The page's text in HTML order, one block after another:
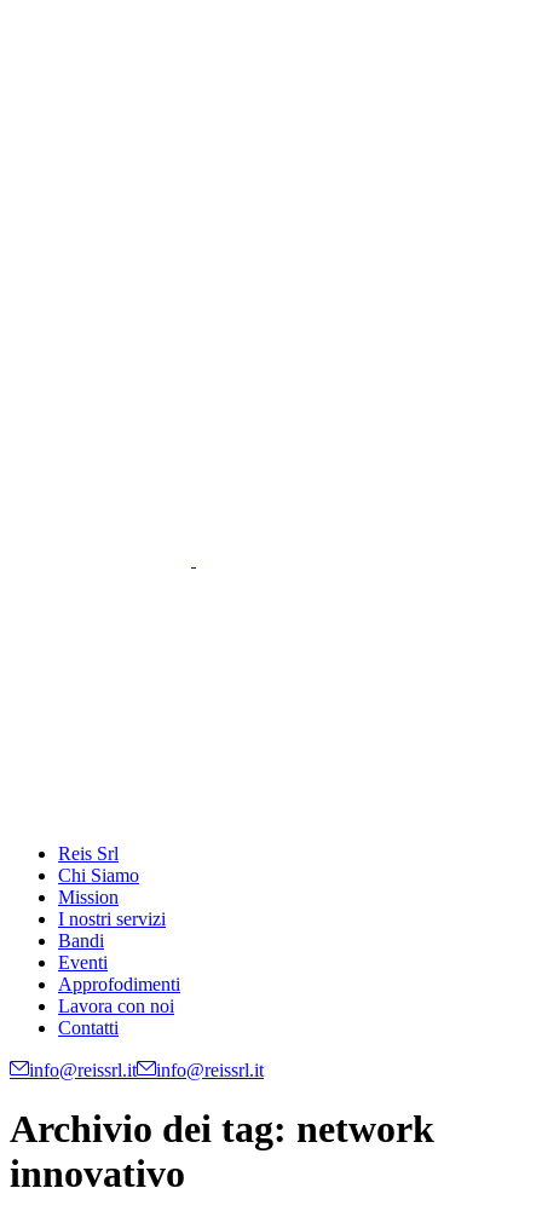
Reis Srl
Chi Siamo
Mission
I nostri servizi
Bandi
Eventi
Approfodimenti
Lavora con noi
Contatti
info@reissrl.it info@reissrl.it
Archivio dei tag: network
innovativo